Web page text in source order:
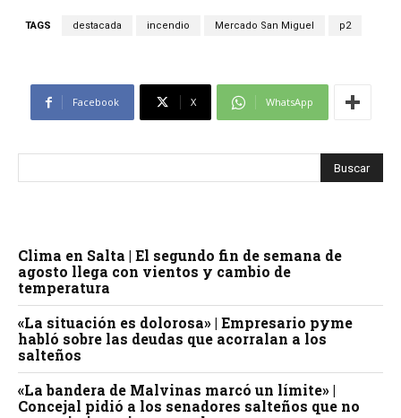
TAGS destacada incendio Mercado San Miguel p2
Facebook X WhatsApp
Clima en Salta | El segundo fin de semana de
agosto llega con vientos y cambio de
temperatura
«La situación es dolorosa» | Empresario pyme
habló sobre las deudas que acorralan a los
salteños
«La bandera de Malvinas marcó un límite» |
Concejal pidió a los senadores salteños que no